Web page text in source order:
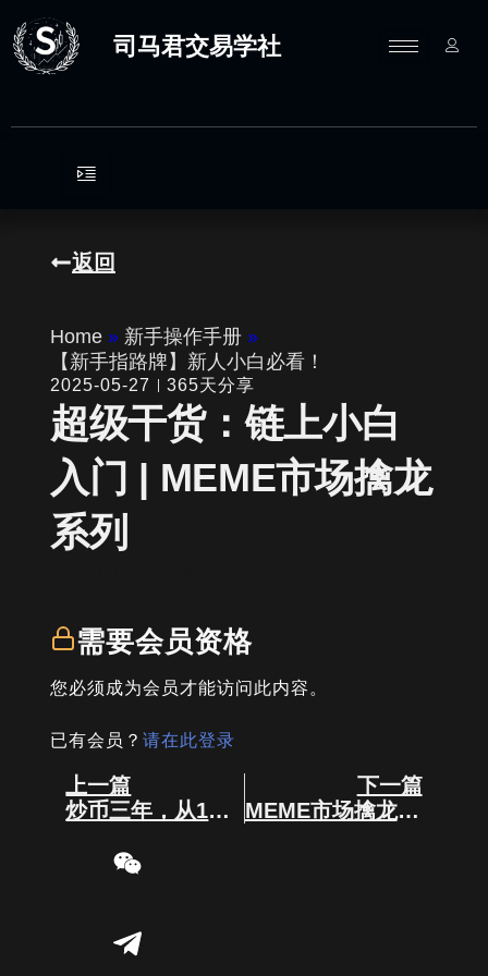
至
内
司马君交易学社
返回
Home » 新手操作手册 »
【新手指路牌】新人小白必看！
2025-05-27 365天分享
超级干货：链上小白
入门 | MEME市场擒龙
系列
需要会员资格
您必须成为会员才能访问此内容。
已有会员？ 请在此登录
Prev
上一篇
炒币三年，从1万到1000万的心得！
下一篇
MEME市场擒龙二：如何具体的找“庄”吸筹追踪 | 擅用链上工具